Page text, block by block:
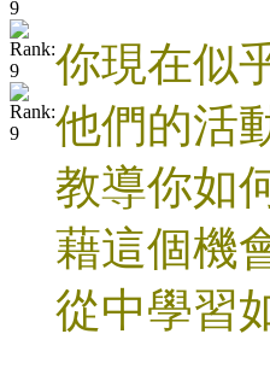
你現在似
他們的活
教導你如
藉這個機
從中學習